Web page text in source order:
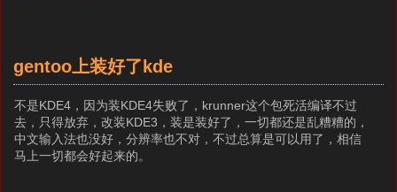
gentoo上装好了kde
不是KDE4，因为装KDE4失败了，krunner这个包死活编译不过
去，只得放弃，改装KDE3，装是装好了，一切都还是乱糟糟的，
中文输入法也没好，分辨率也不对，不过总算是可以用了，相信
马上一切都会好起来的。